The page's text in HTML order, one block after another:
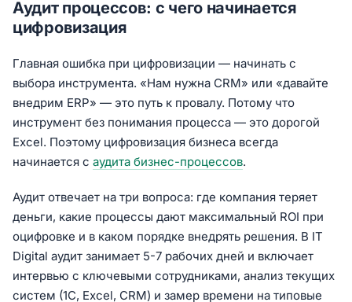
Аудит процессов: с чего начинается
цифровизация
Главная ошибка при цифровизации — начинать с
выбора инструмента. «Нам нужна CRM» или «давайте
внедрим ERP» — это путь к провалу. Потому что
инструмент без понимания процесса — это дорогой
Excel. Поэтому цифровизация бизнеса всегда
начинается с аудита бизнес-процессов.
Аудит отвечает на три вопроса: где компания теряет
деньги, какие процессы дают максимальный ROI при
оцифровке и в каком порядке внедрять решения. В IT
Digital аудит занимает 5-7 рабочих дней и включает
интервью с ключевыми сотрудниками, анализ текущих
систем (1С, Excel, CRM) и замер времени на типовые